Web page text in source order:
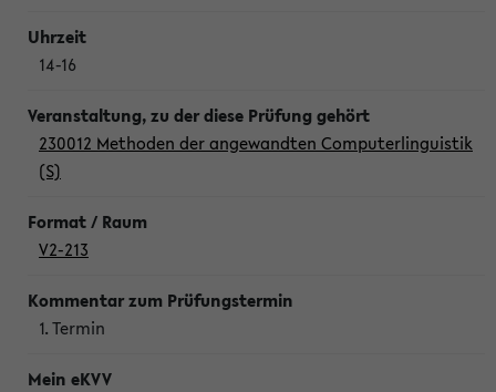
14-16
230012 Methoden der angewandten Computerlinguistik
(S)
V2-213
1. Termin